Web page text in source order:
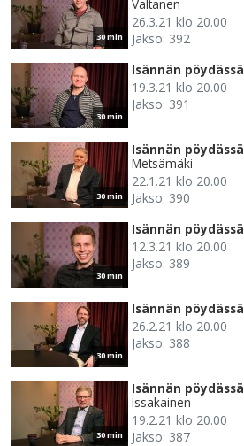
30 min
Valtanen
26.3.21 klo 20.00
Jakso: 392
30 min
Isännän pöydässä
19.3.21 klo 20.00
Jakso: 391
30 min
Isännän pöydässä
Metsämäki
22.1.21 klo 20.00
Jakso: 390
30 min
Isännän pöydässä
12.3.21 klo 20.00
Jakso: 389
30 min
Isännän pöydässä
26.2.21 klo 20.00
Jakso: 388
30 min
Isännän pöydässä
Issakainen
19.2.21 klo 20.00
Jakso: 387